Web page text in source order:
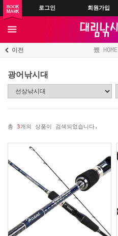
로그인 회원가입
이전 HOME
광어낚시대
총 3개의 상품이 검색되었습니다.